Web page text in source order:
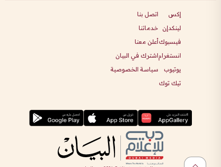
إكس
لينكدإن
فيسبوك
انستغرام
يوتيوب
تيك توك
اتصل بنا
خدماتنا
أعلن معنا
اشترك في البيان
سياسة الخصوصية